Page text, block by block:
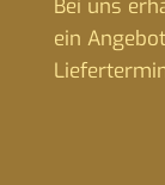
Bei uns
ein